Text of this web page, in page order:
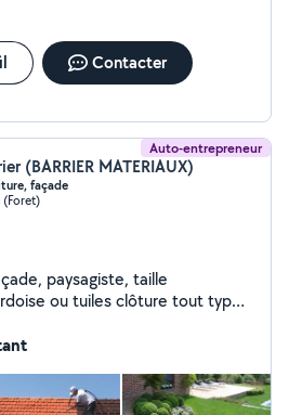
Contacter
Auto-entrepreneur
(BARRIER MATERIAUX)
façade
(Foret)
paysagiste, taille
ou tuiles clôture tout type